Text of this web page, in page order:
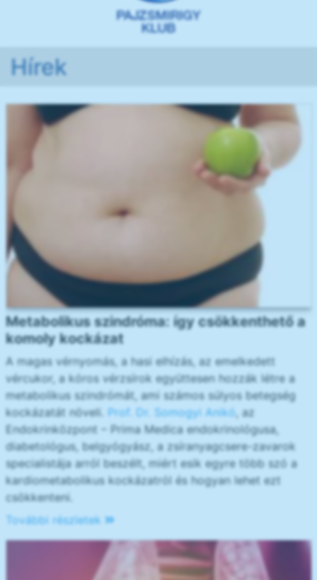
Hírek
Metabolikus szindróma: így csökkenthető a
komoly kockázat
A magas vérnyomás, a hasi elhízás, az emelkedett
vércukor, a kóros vérzsírok együttesen hozzák létre a
metabolikus szindrómát, ami számos súlyos betegség
kockázatát növeli. Prof. Dr. Somogyi Anikó, az
Endokrinközpont – Prima Medica endokrinológusa,
diabetológus, belgyógyász, a zsíranyagcsere-zavarok
specialistája arról beszélt, miért esik egyre több szó a
kardiometabolikus kockázatról és hogyan lehet ezt
csökkenteni.
További részletek